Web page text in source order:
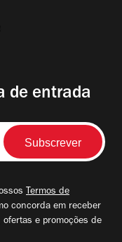
de entrada
Termos de
concorda em receber
e promoções de